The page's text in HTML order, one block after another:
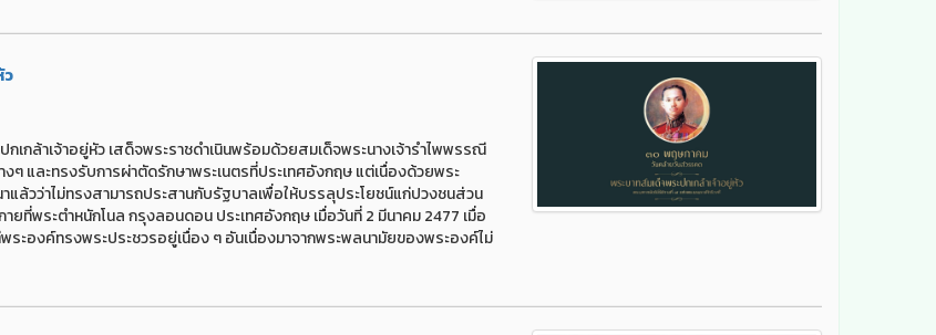
ว
ล้าเจ้าอยู่หัว เสด็จพระราชดำเนินพร้อมด้วยสมเด็จพระนางเจ้ารำไพพรรณี
และทรงรับการผ่าตัดรักษาพระเนตรที่ประเทศอังกฤษ แต่เนื่องด้วยพระ
วว่าไม่ทรงสามารถประสานกับรัฐบาลเพื่อให้บรรลุประโยชน์แก่ปวงชนส่วน
พระตำหนักโนล กรุงลอนดอน ประเทศอังกฤษ เมื่อวันที่ 2 มีนาคม 2477 เมื่อ
องค์ทรงพระประชวรอยู่เนื่อง ๆ อันเนื่องมาจากพระพลนามัยของพระองค์ไม่